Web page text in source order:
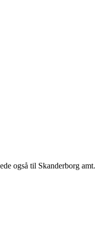
også til Skanderborg amt.